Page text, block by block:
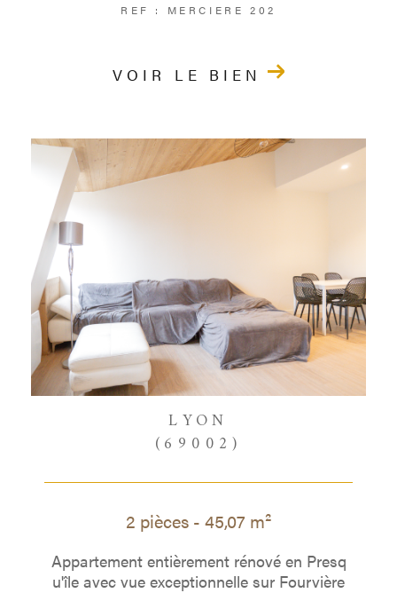
REF : MERCIERE 202
VOIR LE BIEN
LYON
(69002)
2 pièces - 45,07 m²
Appartement entièrement rénové en Presq
u'île avec vue exceptionnelle sur Fourvière